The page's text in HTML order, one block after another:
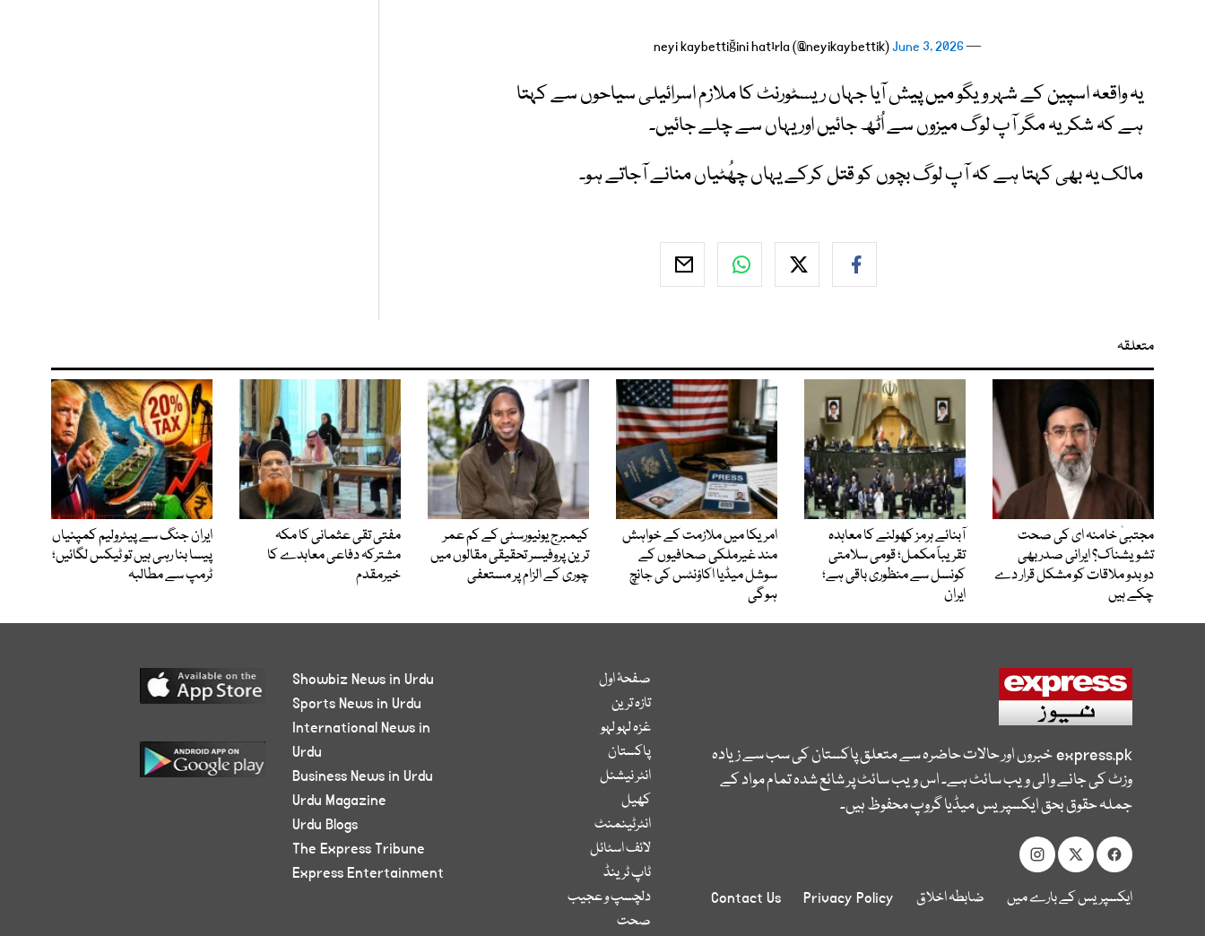
— neyi kaybettiğini hatırla (@neyikaybettik)
June 3, 2026
یہ واقعہ اسپین کے شہر ویگو میں پیش آیا جہاں ریسٹورنٹ کا ملازم اسرائیلی سیاحوں سے کہتا
ہے کہ شکریہ مگر آپ لوگ میزوں سے اُٹھ جائیں اور یہاں سے چلے جائیں۔
مالک یہ بھی کہتا ہے کہ آپ لوگ بچوں کو قتل کرکے یہاں چھُٹیاں منانے آجاتے ہو۔
متعلقہ
مجتبیٰ خامنہ ای کی صحت
تشویشناک؟ ایرانی صدر بھی
دوبدو ملاقات کو مشکل قرار دے
چکے ہیں
آبنائے ہرمز کھولنے کا معاہدہ
تقریباً مکمل؛ قومی سلامتی
کونسل سے منظوری باقی ہے؛
ایران
امریکا میں ملازمت کے خواہش
مند غیرملکی صحافیوں کے
سوشل میڈیا اکاؤنٹس کی جانچ
ہوگی
کیمبرج یونیورسٹی کے کم عمر
ترین پروفیسر تحقیقی مقالوں میں
چوری کے الزام پر مستعفی
مفتی تقی عثمانی کا مکہ
مشترکہ دفاعی معاہدے کا
خیرمقدم
ایران جنگ سے پیٹرولیم کمپنیاں
پیسا بنا رہی ہیں تو ٹیکس لگائیں؛
ٹرمپ سے مطالبہ
express.pkخبروں اور حالات حاضرہ سے متعلق پاکستان کی سب سے زیادہ
وزٹ کی جانے والی ویب سائٹ ہے۔ اس ویب سائٹ پر شائع شدہ تمام مواد کے
جملہ حقوق بحق ایکسپریس میڈیا گروپ محفوظ ہیں۔
ایکسپریس کے بارے میں ضابطہ اخلاق Privacy Policy
Contact Us
صفحۂ اول
تازہ ترین
غزہ لہو لہو
پاکستان
انٹر نیشنل
کھیل
انٹرٹینمنٹ
لائف اسٹائل
ٹاپ ٹرینڈ
دلچسپ و عجیب
صحت
Showbiz News in Urdu
Sports News in Urdu
International News in
Urdu
Business News in Urdu
Urdu Magazine
Urdu Blogs
The Express Tribune
Express Entertainment